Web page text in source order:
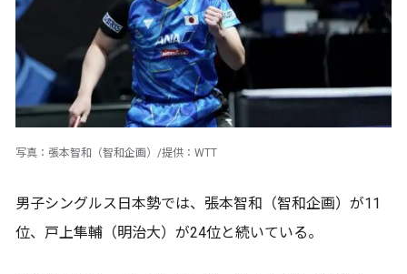
写真：張本智和（智和企画）/提供：WTT
男子シングルス日本勢では、張本智和（智和企画）が11
位、戸上隼輔（明治大）が24位と続いている。